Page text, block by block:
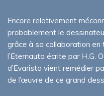
Encore relativement
probablement le
grâce à sa collaboration
l’Eternauta écrite par H.G.
d’Evaristo vient remédier
de l’œuvre de ce grand